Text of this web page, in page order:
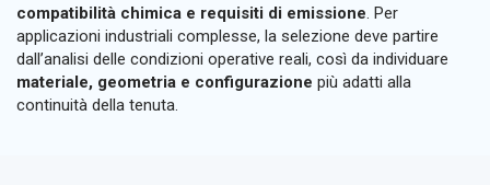
compatibilità chimica e requisiti di emissione. Per
applicazioni industriali complesse, la selezione deve partire
dall’analisi delle condizioni operative reali, così da individuare
materiale, geometria e configurazione più adatti alla
continuità della tenuta.